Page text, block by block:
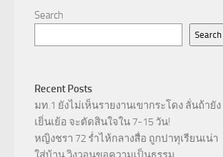
Search
Search
Recent Posts
มท.1 ยังไม่เห็นรายงานเขากระโดง ลั่นถ้ายัง
เยิ่นเย้อ จะตัดสินใจใน 7-15 วัน!
หญิงชรา 72 ร่ำไห้กลางสื่อ ถูกปาทุเรียนเน่า